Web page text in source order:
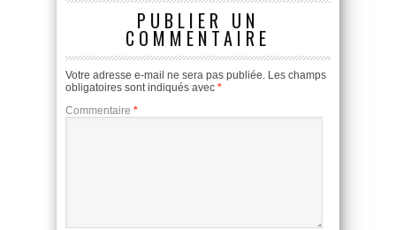
PUBLIER UN
COMMENTAIRE
Votre adresse e-mail ne sera pas publiée. Les champs
obligatoires sont indiqués avec *
Commentaire *